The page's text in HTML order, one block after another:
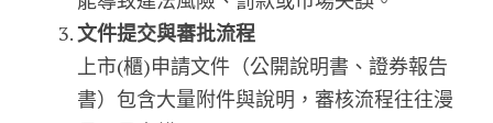
文件提交與審批流程
上市(櫃)申請文件（公開說明書、證券報告
書）包含大量附件與說明，審核流程往往漫